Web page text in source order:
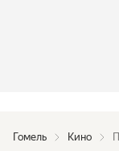
Гомель Кино